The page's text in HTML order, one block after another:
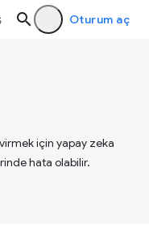
Oturum aç
için yapay zeka
hata olabilir.